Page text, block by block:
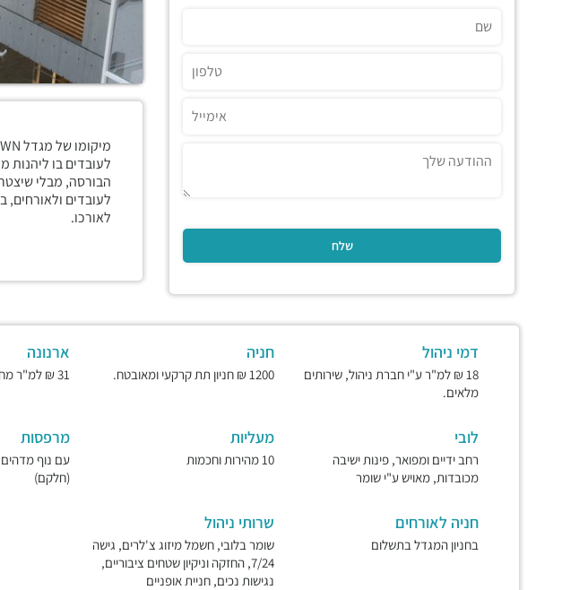
לעובדים בו
הבורסה, מבלי
לעובדים
לאורכו.
דמי ניהול
18 ₪ למ"ר ע"י חברת ניהול, שירותים
מלאים.
חניה
1200 ₪ חניון תת קרקעי ומאובטח.
ארנונה
31 ₪ למ"ר מחושב על השטח נטו!
לובי
רחב ידיים ומפואר, פינות ישיבה
מכובדות, מאויש ע"י שומר
מעליות
10 מהירות וחכמות
מרפסות
עם נוף
(חלקם)
חניה לאורחים
בחניון המגדל בתשלום
שרותי ניהול
שומר בלובי, חשמל מיזוג צ'לרים, גישה
7/24, החזקה וניקיון שטחים ציבוריים,
נגישות נכים, חניית אופניים